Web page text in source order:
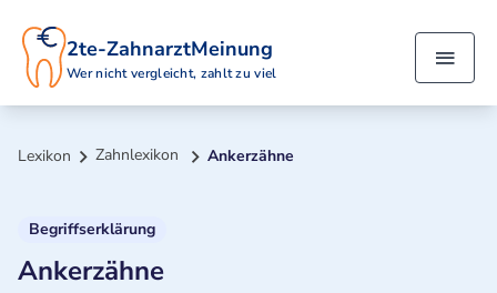
2te-ZahnarztMeinung
Wer nicht vergleicht, zahlt zu viel
Lexikon Zahnlexikon Ankerzähne
Begriffserklärung
Ankerzähne